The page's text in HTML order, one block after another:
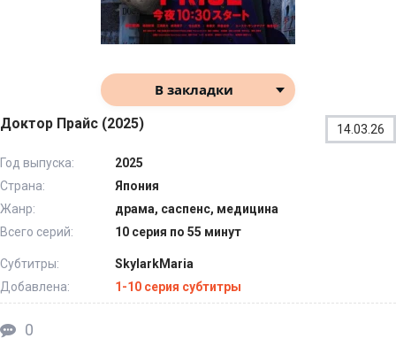
В закладки
Доктор Прайс (2025) 14.03.26
Год выпуска:
2025
Страна:
Япония
Жанр:
драма, саспенс, медицина
Всего серий:
10 серия по 55 минут
Субтитры:
SkylarkMaria
Добавлена:
1-10 серия субтитры
0